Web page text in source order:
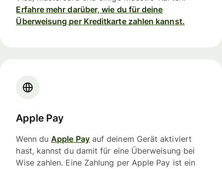
Erfahre mehr darüber, wie du für deine
Überweisung per Kreditkarte zahlen kannst.
Apple Pay
Wenn duApple Payauf deinem Gerät aktiviert
hast, kannst du damit für eine Überweisung bei
Wise zahlen. Eine Zahlung per Apple Pay ist ein